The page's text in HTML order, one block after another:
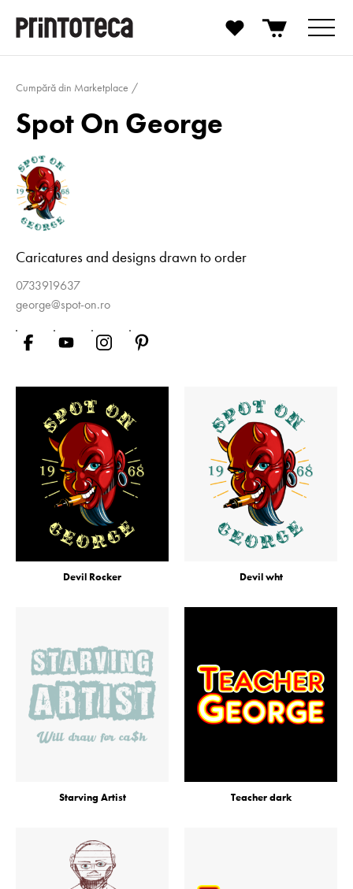
Cumpără din Marketplace
Spot On George
Caricatures and designs drawn to order
0733919637
george@spot-on.ro
Devil Rocker Devil wht
Starving Artist Teacher dark